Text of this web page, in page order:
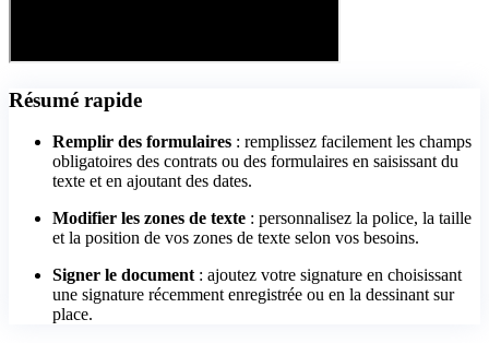
Résumé rapide
Remplir des formulaires : remplissez facilement les champs
obligatoires des contrats ou des formulaires en saisissant du
texte et en ajoutant des dates.
Modifier les zones de texte : personnalisez la police, la taille
et la position de vos zones de texte selon vos besoins.
Signer le document : ajoutez votre signature en choisissant
une signature récemment enregistrée ou en la dessinant sur
place.